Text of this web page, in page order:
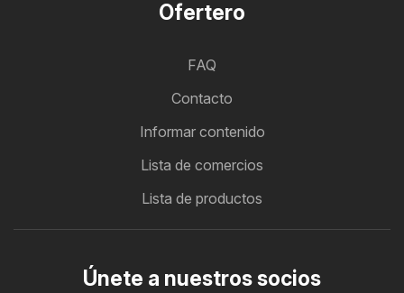
Ofertero
FAQ
Contacto
Informar contenido
Lista de comercios
Lista de productos
Únete a nuestros socios